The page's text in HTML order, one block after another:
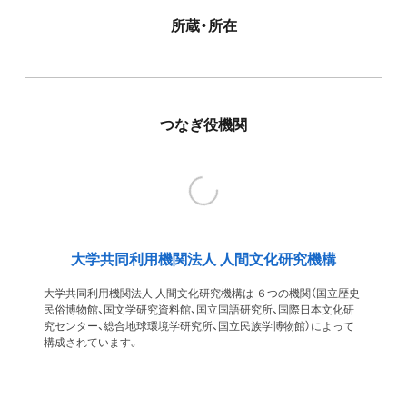
所蔵・所在
つなぎ役機関
大学共同利用機関法人 人間文化研究機構
大学共同利用機関法人 人間文化研究機構は ６つの機関（国立歴史
民俗博物館、国文学研究資料館、国立国語研究所、国際日本文化研
究センター、総合地球環境学研究所、国立民族学博物館）によって
構成されています。